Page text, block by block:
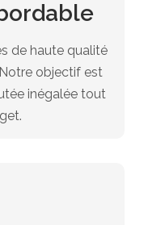
de haute qualité
objectif est
inégalée tout